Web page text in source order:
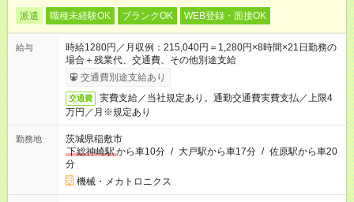
派遣 職種未経験OK ブランクOK WEB登録・面接OK
給与
時給1280円／月収例：215,040円＝1,280円×8時間×21日勤務の
場合＋残業代、交通費、その他別途支給
交通費別途支給あり
交通費
実費支給／当社規定あり。通勤交通費実費支払／上限4
万円／月※規定あり
勤務地
茨城県稲敷市
下総神崎駅から車10分 / 大戸駅から車17分 / 佐原駅から車20
分
機械・メカトロニクス